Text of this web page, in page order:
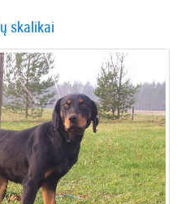
skalikai